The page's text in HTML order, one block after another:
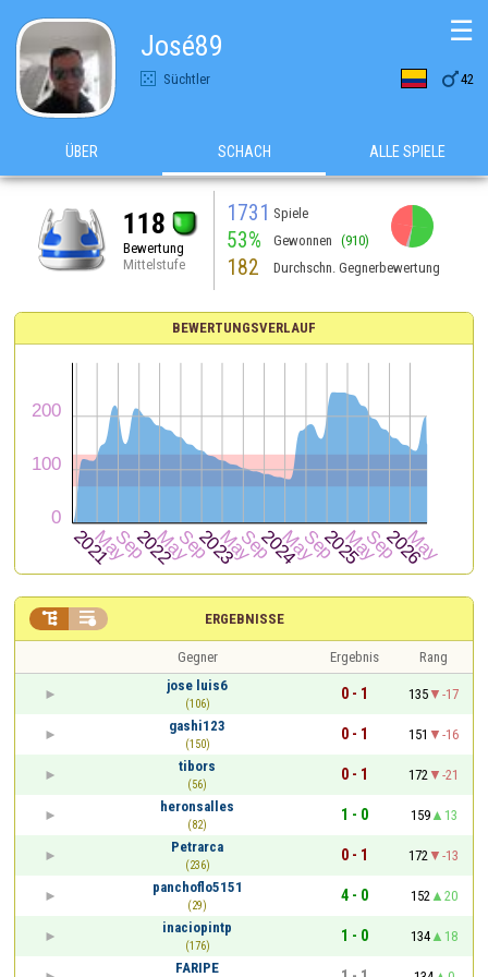
José89
Süchtler 42
☰
ÜBER SCHACH ALLE SPIELE
118
Bewertung
Mittelstufe
1731 Spiele
53% Gewonnen (910)
182 Durchschn. Gegnerbewertung
BEWERTUNGSVERLAUF
ERGEBNISSE
 
Gegner Ergebnis
Rang
jose luis6
(106)
0 - 1 135
-17
gashi123
(150)
0 - 1 151
-16
tibors
(56)
0 - 1 172
-21
heronsalles
(82)
1 - 0 159
13
Petrarca
(236)
0 - 1 172
-13
panchoflo5151
(29)
4 - 0 152
20
inaciopintp
(176)
1 - 0 134
18
FARIPE